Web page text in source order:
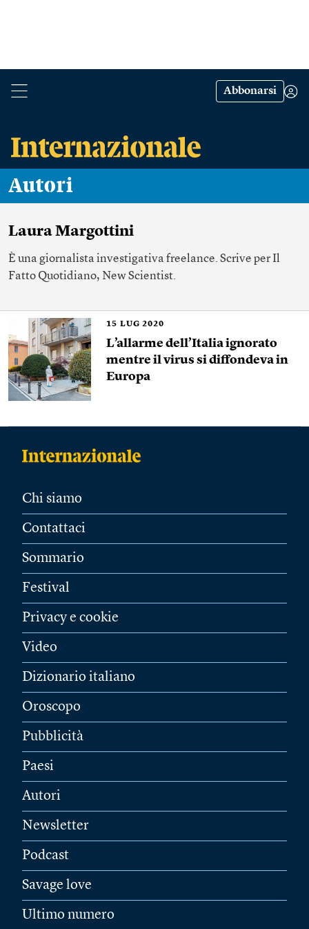
Abbonarsi
Autori
Laura Margottini
È una giornalista investigativa freelance. Scrive per Il
Fatto Quotidiano, New Scientist.
15 LUG 2020
L’allarme dell’Italia ignorato
mentre il virus si diffondeva in
Europa
Chi siamo
Contattaci
Sommario
Festival
Privacy e cookie
Video
Dizionario italiano
Oroscopo
Pubblicità
Paesi
Autori
Newsletter
Podcast
Savage love
Ultimo numero